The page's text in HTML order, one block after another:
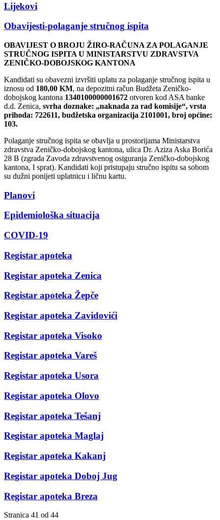
Lijekovi
Obavijesti-polaganje stručnog ispita
OBAVIJEST O BROJU ŽIRO-RAČUNA ZA POLAGANJE
STRUČNOG ISPITA U MINISTARSTVU ZDRAVSTVA
ZENIČKO-DOBOJSKOG KANTONA
Kandidati su obavezni izvršiti uplatu za polaganje stručnog ispita u
iznosu od 180,00 KM, na depozitni račun Budžeta Zeničko-
dobojskog kantona 1340100000001672 otvoren kod ASA banke
d.d. Zenica, svrha doznake: „naknada za rad komisije“, vrsta
prihoda: 722611, budžetska organizacija 2101001, broj općine:
103.
Polaganje stručnog ispita se obavlja u prostorijama Ministarstva
zdravstva Zeničko-dobojskog kantona, ulica Dr. Aziza Aska Borića
28 B (zgrada Zavoda zdravstvenog osiguranja Zeničko-dobojskog
kantona, I sprat). Kandidati koji pristupaju stručno ispitu sa sobom
su dužni ponijeti uplatnicu i ličnu kartu.
Planovi
Epidemiološka situacija
COVID-19
Registar apoteka
Registar apoteka Zenica
Registar apoteka Žepče
Registar apoteka Zavidovići
Registar apoteka Visoko
Registar apoteka Vareš
Registar apoteka Usora
Registar apoteka Olovo
Registar apoteka Tešanj
Registar apoteka Maglaj
Registar apoteka Kakanj
Registar apoteka Doboj Jug
Registar apoteka Breza
Stranica 41 od 44